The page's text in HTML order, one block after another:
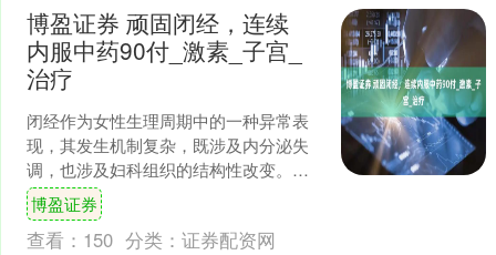
博盈证券 顽固闭经，连续
内服中药90付_激素_子宫_
治疗
闭经作为女性生理周期中的一种异常表
现，其发生机制复杂，既涉及内分泌失
调，也涉及妇科组织的结构性改变。近
年来，随着西医激素治疗在闭经管理中
的广泛应用，部分患者出现....
博盈证券
查看： 150 分类： 证券配资网